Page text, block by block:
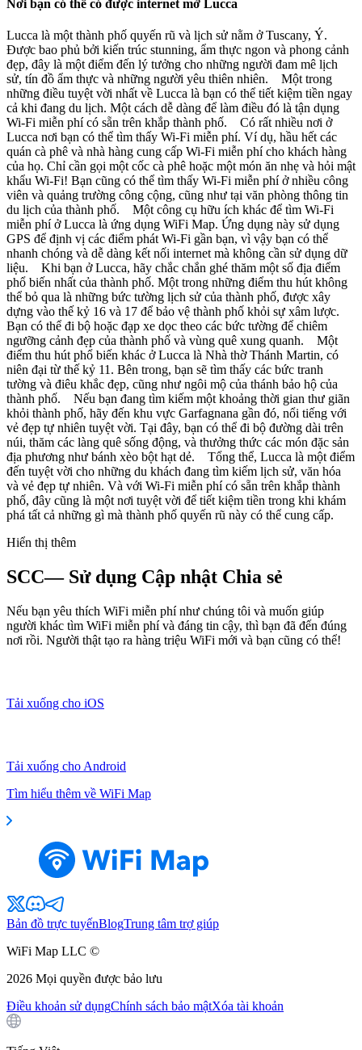
Nơi bạn có thể có được internet mở Lucca
Lucca là một thành phố quyến rũ và lịch sử nằm ở Tuscany, Ý.
Được bao phủ bởi kiến trúc stunning, ẩm thực ngon và phong cảnh
đẹp, đây là một điểm đến lý tưởng cho những người đam mê lịch
sử, tín đồ ẩm thực và những người yêu thiên nhiên. Một trong
những điều tuyệt vời nhất về Lucca là bạn có thể tiết kiệm tiền ngay
cả khi đang du lịch. Một cách dễ dàng để làm điều đó là tận dụng
Wi-Fi miễn phí có sẵn trên khắp thành phố. Có rất nhiều nơi ở
Lucca nơi bạn có thể tìm thấy Wi-Fi miễn phí. Ví dụ, hầu hết các
quán cà phê và nhà hàng cung cấp Wi-Fi miễn phí cho khách hàng
của họ. Chỉ cần gọi một cốc cà phê hoặc một món ăn nhẹ và hỏi mật
khẩu Wi-Fi! Bạn cũng có thể tìm thấy Wi-Fi miễn phí ở nhiều công
viên và quảng trường công cộng, cũng như tại văn phòng thông tin
du lịch của thành phố. Một công cụ hữu ích khác để tìm Wi-Fi
miễn phí ở Lucca là ứng dụng WiFi Map. Ứng dụng này sử dụng
GPS để định vị các điểm phát Wi-Fi gần bạn, vì vậy bạn có thể
nhanh chóng và dễ dàng kết nối internet mà không cần sử dụng dữ
liệu. Khi bạn ở Lucca, hãy chắc chắn ghé thăm một số địa điểm
phổ biến nhất của thành phố. Một trong những điểm thu hút không
thể bỏ qua là những bức tường lịch sử của thành phố, được xây
dựng vào thế kỷ 16 và 17 để bảo vệ thành phố khỏi sự xâm lược.
Bạn có thể đi bộ hoặc đạp xe dọc theo các bức tường để chiêm
ngưỡng cảnh đẹp của thành phố và vùng quê xung quanh. Một
điểm thu hút phổ biến khác ở Lucca là Nhà thờ Thánh Martin, có
niên đại từ thế kỷ 11. Bên trong, bạn sẽ tìm thấy các bức tranh
tường và điêu khắc đẹp, cũng như ngôi mộ của thánh bảo hộ của
thành phố. Nếu bạn đang tìm kiếm một khoảng thời gian thư giãn
khỏi thành phố, hãy đến khu vực Garfagnana gần đó, nổi tiếng với
vẻ đẹp tự nhiên tuyệt vời. Tại đây, bạn có thể đi bộ đường dài trên
núi, thăm các làng quê sống động, và thưởng thức các món đặc sản
địa phương như bánh xèo bột hạt dẻ. Tổng thể, Lucca là một điểm
đến tuyệt vời cho những du khách đang tìm kiếm lịch sử, văn hóa
và vẻ đẹp tự nhiên. Và với Wi-Fi miễn phí có sẵn trên khắp thành
phố, đây cũng là một nơi tuyệt vời để tiết kiệm tiền trong khi khám
phá tất cả những gì mà thành phố quyến rũ này có thể cung cấp.
Hiển thị thêm
SCC— Sử dụng Cập nhật Chia sẻ
Nếu bạn yêu thích WiFi miễn phí như chúng tôi và muốn giúp
người khác tìm WiFi miễn phí và đáng tin cậy, thì bạn đã đến đúng
nơi rồi. Người thật tạo ra hàng triệu WiFi mới và bạn cũng có thể!
Tải xuống cho iOS
Tải xuống cho Android
Tìm hiểu thêm về WiFi Map
Bản đồ trực tuyếnBlogTrung tâm trợ giúp
WiFi Map LLC ©
2026 Mọi quyền được bảo lưu
Điều khoản sử dụngChính sách bảo mậtXóa tài khoản